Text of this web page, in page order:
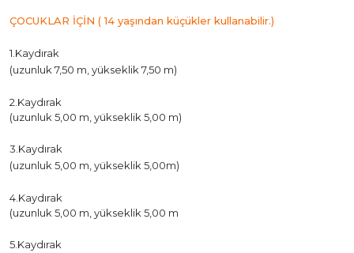
ÇOCUKLAR İÇİN ( 14 yaşından küçükler kullanabilir.)
1.Kaydırak
(uzunluk 7,50 m, yükseklik 7,50 m)
2.Kaydırak
(uzunluk 5,00 m, yükseklik 5,00 m)
3.Kaydırak
(uzunluk 5,00 m, yükseklik 5,00m)
4.Kaydırak
(uzunluk 5,00 m, yükseklik 5,00 m
5.Kaydırak